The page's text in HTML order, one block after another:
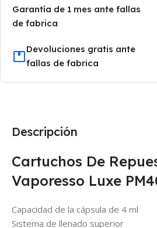
Garantía de 1 mes ante fallas
de fabrica
Devoluciones gratis ante
fallas de fabrica
Descripción
Cartuchos De
Vaporesso Luxe
Capacidad de la cápsula de 4 ml
Sistema de llenado superior